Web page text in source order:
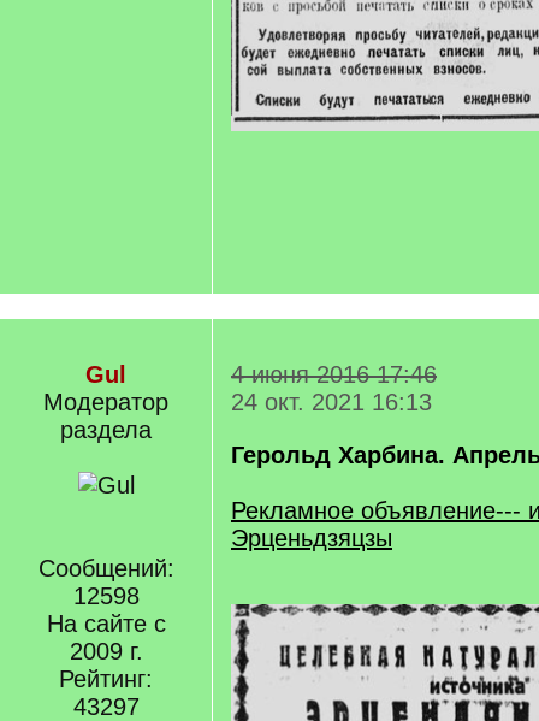
Gul
Модератор
раздела
Сообщений:
12598
На сайте с
2009 г.
Рейтинг:
43297
4 июня 2016 17:46
24 окт. 2021 16:13
Герольд Харбина.
Рекламное объявление---
Эрценьдзяцзы